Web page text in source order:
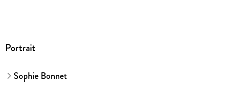
Portrait
Sophie Bonnet